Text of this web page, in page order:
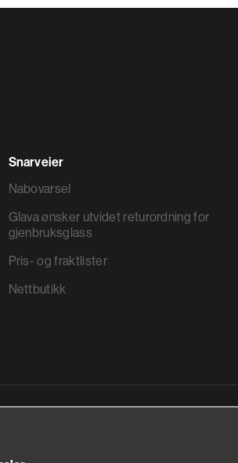
Snarveier
Nabovarsel
Glava ønsker utvidet returordning for
gjenbruksglass
Pris- og fraktlister
Nettbutikk